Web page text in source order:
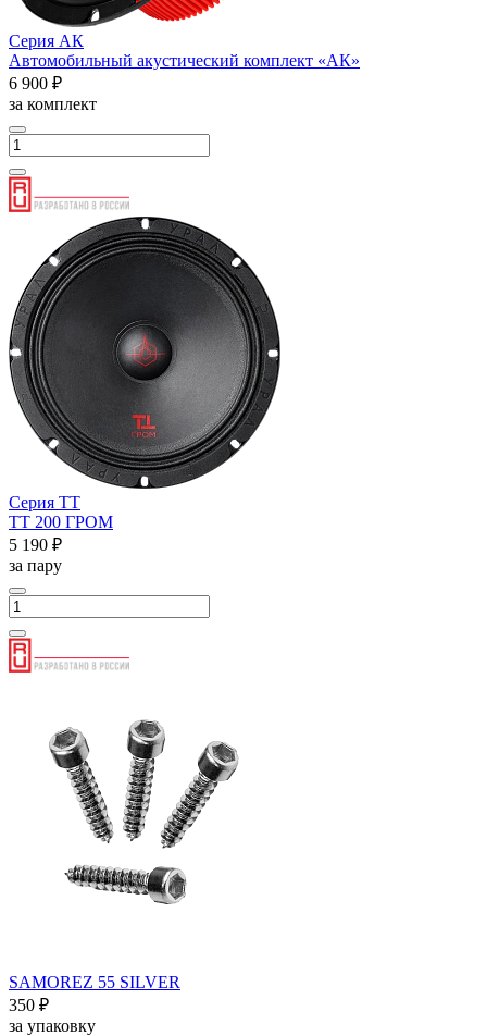
Серия АК
Автомобильный акустический комплект «АК»
6 900 ₽
за комплект
Серия ТТ
ТТ 200 ГРОМ
5 190 ₽
за пару
SAMOREZ 55 SILVER
350 ₽
за упаковку